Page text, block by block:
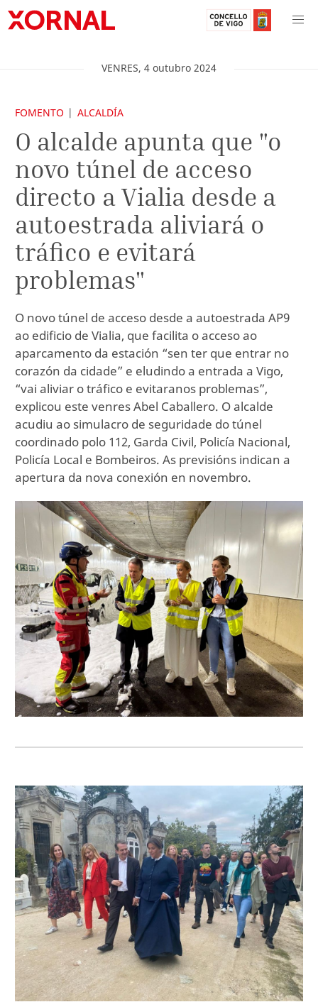
VENRES, 4 outubro 2024
FOMENTO ALCALDÍA
O alcalde apunta que "o
novo túnel de acceso
directo a Vialia desde a
autoestrada aliviará o
tráfico e evitará
problemas"
O novo túnel de acceso desde a autoestrada AP9
ao edificio de Vialia, que facilita o acceso ao
aparcamento da estación “sen ter que entrar no
corazón da cidade” e eludindo a entrada a Vigo,
“vai aliviar o tráfico e evitaranos problemas”,
explicou este venres Abel Caballero. O alcalde
acudiu ao simulacro de seguridade do túnel
coordinado polo 112, Garda Civil, Policía Nacional,
Policía Local e Bombeiros. As previsións indican a
apertura da nova conexión en novembro.